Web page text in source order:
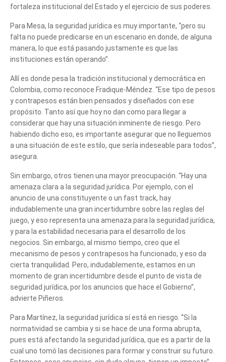
fortaleza institucional del Estado y el ejercicio de sus poderes.
Para Mesa, la seguridad jurídica es muy importante, “pero su
falta no puede predicarse en un escenario en donde, de alguna
manera, lo que está pasando justamente es que las
instituciones están operando”.
Allí es donde pesa la tradición institucional y democrática en
Colombia, como reconoce Fradique-Méndez. “Ese tipo de pesos
y contrapesos están bien pensados y diseñados con ese
propósito. Tanto así que hoy no dan como para llegar a
considerar que hay una situación inminente de riesgo. Pero
habiendo dicho eso, es importante asegurar que no lleguemos
a una situación de este estilo, que sería indeseable para todos”,
asegura.
Sin embargo, otros tienen una mayor preocupación. “Hay una
amenaza clara a la seguridad jurídica. Por ejemplo, con el
anuncio de una constituyente o un fast track, hay
indudablemente una gran incertidumbre sobre las reglas del
juego, y eso representa una amenaza para la seguridad jurídica,
y para la estabilidad necesaria para el desarrollo de los
negocios. Sin embargo, al mismo tiempo, creo que el
mecanismo de pesos y contrapesos ha funcionado, y eso da
cierta tranquilidad. Pero, indudablemente, estamos en un
momento de gran incertidumbre desde el punto de vista de
seguridad jurídica, por los anuncios que hace el Gobierno”,
advierte Piñeros.
Para Martínez, la seguridad jurídica sí está en riesgo. “Si la
normatividad se cambia y si se hace de una forma abrupta,
pues está afectando la seguridad jurídica, que es a partir de la
cual uno tomó las decisiones para formar y construir su futuro.